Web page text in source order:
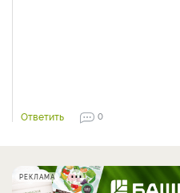
Ответить 0
РЕКЛАМА